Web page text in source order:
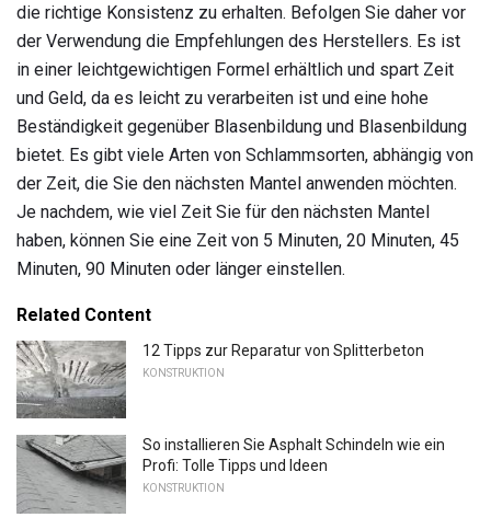
die richtige Konsistenz zu erhalten. Befolgen Sie daher vor
der Verwendung die Empfehlungen des Herstellers. Es ist
in einer leichtgewichtigen Formel erhältlich und spart Zeit
und Geld, da es leicht zu verarbeiten ist und eine hohe
Beständigkeit gegenüber Blasenbildung und Blasenbildung
bietet. Es gibt viele Arten von Schlammsorten, abhängig von
der Zeit, die Sie den nächsten Mantel anwenden möchten.
Je nachdem, wie viel Zeit Sie für den nächsten Mantel
haben, können Sie eine Zeit von 5 Minuten, 20 Minuten, 45
Minuten, 90 Minuten oder länger einstellen.
Related Content
12 Tipps zur Reparatur von Splitterbeton
KONSTRUKTION
So installieren Sie Asphalt Schindeln wie ein
Profi: Tolle Tipps und Ideen
KONSTRUKTION